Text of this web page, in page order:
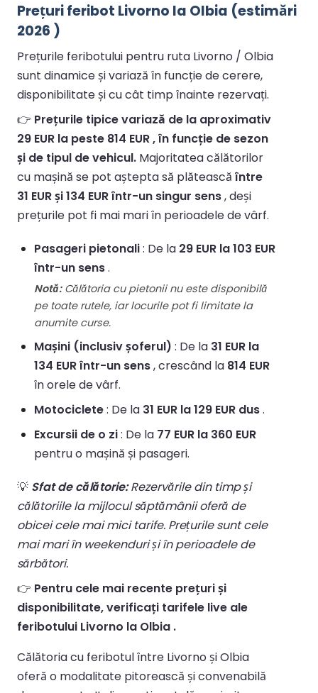
Prețuri feribot Livorno la Olbia (estimări
2026 )
Prețurile feribotului pentru ruta Livorno / Olbia
sunt dinamice și variază în funcție de cerere,
disponibilitate și cu cât timp înainte rezervați.
👉 Prețurile tipice variază de la aproximativ
29 EUR la peste 814 EUR , în funcție de sezon
și de tipul de vehicul. Majoritatea călătorilor
cu mașină se pot aștepta să plătească între
31 EUR și 134 EUR într-un singur sens, deși
prețurile pot fi mai mari în perioadele de vârf.
Pasageri pietonali: De la 29 EUR la 103 EUR
într-un sens.
Notă:Călătoria cu pietonii nu este disponibilă
pe toate rutele, iar locurile pot fi limitate la
anumite curse.
Mașini (inclusiv șoferul) : De la 31 EUR la
134 EUR într-un sens, crescând la 814 EUR
în orele de vârf.
Motociclete: De la 31 EUR la 129 EUR dus.
Excursii de o zi: De la 77 EUR la 360 EUR
pentru o mașină și pasageri.
💡 Sfat de călătorie:Rezervările din timp și
călătoriile la mijlocul săptămânii oferă de
obicei cele mai mici tarife. Prețurile sunt cele
mai mari în weekenduri și în perioadele de
sărbători.
👉 Pentru cele mai recente prețuri și
disponibilitate, verificați tarifele live ale
feribotului Livorno la Olbia .
Călătoria cu feribotul între Livorno și Olbia
oferă o modalitate pitorească și convenabilă